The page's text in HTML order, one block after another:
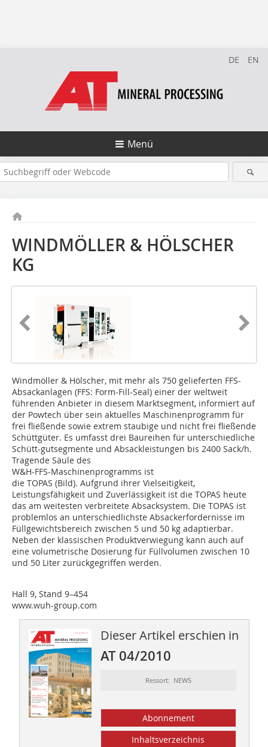
DE EN
Menü
WINDMÖLLER & HÖLSCHER
KG
Windmöller & Hölscher, mit mehr als 750 gelieferten FFS-
Absackanlagen (FFS: Form-Fill-Seal) einer der weltweit
führenden Anbieter in diesem Marktsegment, informiert auf
der Powtech über sein aktuelles Maschinen­programm für
frei fließende sowie extrem staubige und nicht frei ­fließende
Schüttgüter. Es umfasst drei Bau­reihen für unterschiedliche
Schütt­-gut­segmente und Absackleistungen bis 2400 Sack/h.
Tragende Säule des
W&H-FFS-Maschinenprogramms ist
die TOPAS (Bild). Aufgrund ihrer Vielseitigkeit,
Leistungsfähigkeit und Zuverlässigkeit ist die TOPAS heute
das am weitesten verbreitete Absacksystem. Die TOPAS ist
problemlos an unterschiedlichste Absack­erfordernisse im
Füllgewichtsbereich zwischen 5 und 50 kg adaptierbar.
Neben der klassischen Produktverwiegung kann auch auf
eine volumetrische Dosierung für Füllvolumen zwischen 10
und 50 Liter zurückgegriffen werden.
Hall 9, Stand 9–454
www.wuh-group.com
Dieser Artikel erschien in
AT 04/2010
Ressort: NEWS
Abonnement
Inhaltsverzeichnis